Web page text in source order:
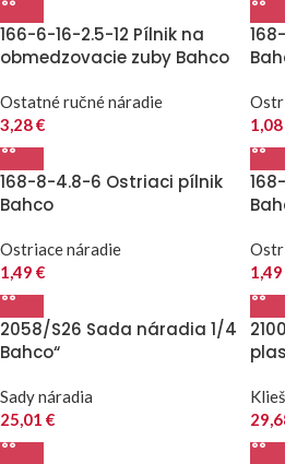
166-6-16-2.5-12 Pílnik na
obmedzovacie zuby Bahco
Ostatné ručné náradie
3,28€
1,08
168-8-4.8-6 Ostriaci pílnik
Bahco
Ostriace náradie
1,49 €
1,49
2058/S26 Sada náradia 1/4
Bahco“
Sady náradia
25,01 €